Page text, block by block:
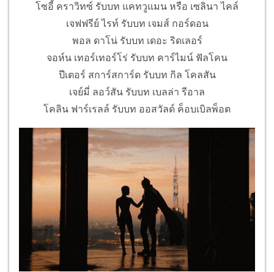
โซอี้ คราวิทซ์ รับบท แคทวูแมน หรือ เซลินา ไคล์
เจฟฟรีย์ ไรท์ รับบท เจมส์ กอร์ดอน
พอล ดาโน่ รับบท เดอะ ริดเลอร์
จอห์น เทอร์เทอร์โร่ รับบท คาร์ไมน์ ฟัลโคน
ปีเตอร์ สการ์สการ์ด รับบท กิล โคลสัน
เจย์มี่ ลอว์สัน รับบท เบลล่า รีอาล
โคลิน ฟาร์เรลล์ รับบท ออสวัลด์ ค็อบเบิลพ็อต